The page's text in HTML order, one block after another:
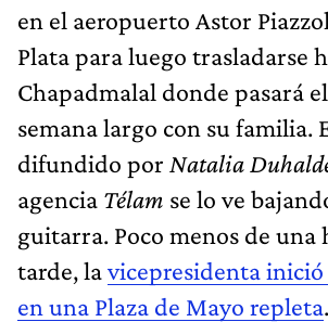
en el aeropuerto Astor
Plata para luego trasladarse
Chapadmalal donde pasará
semana largo con su familia.
difundido por Natalia
agencia Télam se lo ve
guitarra. Poco menos de una
tarde, lavicepresidenta inició
en una Plaza de Mayo repleta.